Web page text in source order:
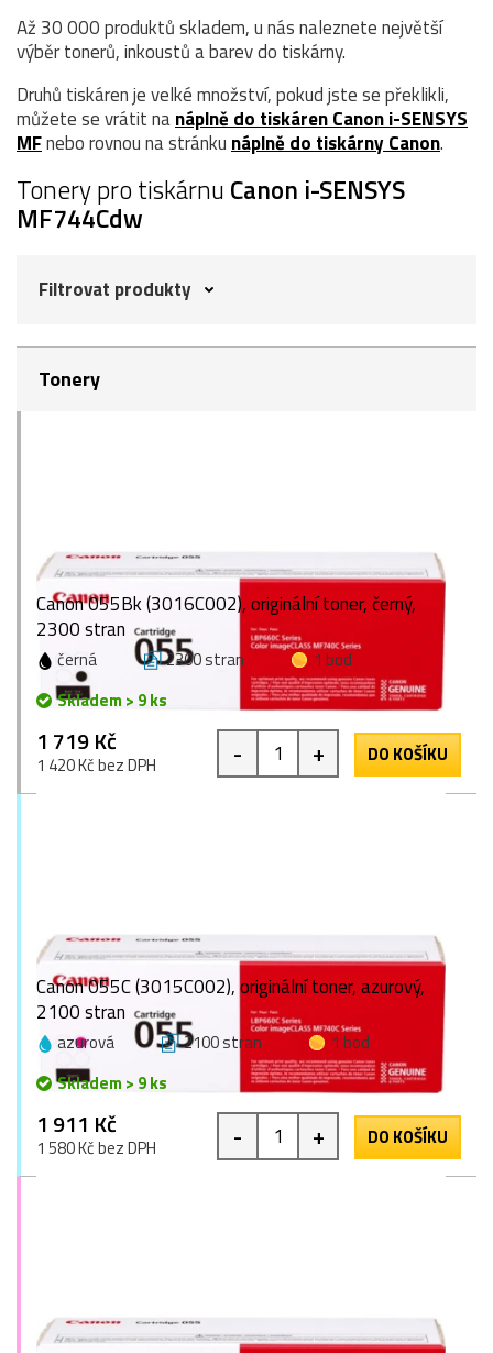
Až 30 000 produktů skladem, u nás naleznete největší
výběr tonerů, inkoustů a barev do tiskárny.
Druhů tiskáren je velké množství, pokud jste se překlikli,
můžete se vrátit nanáplně do tiskáren Canon i-SENSYS
MFnebo rovnou na stránku náplně do tiskárny Canon.
Tonery pro tiskárnu Canon i-SENSYS
MF744Cdw
Filtrovat produkty
Tonery
Canon 055Bk (3016C002), originální toner, černý,
2300 stran
černá 2300 stran
1 bod
Skladem > 9 ks
1 719 Kč
1 420 Kč bez DPH - + DO KOŠÍKU
Canon 055C (3015C002), originální toner, azurový,
2100 stran
azurová 2100 stran
1 bod
Skladem > 9 ks
1 911 Kč
1 580 Kč bez DPH - + DO KOŠÍKU